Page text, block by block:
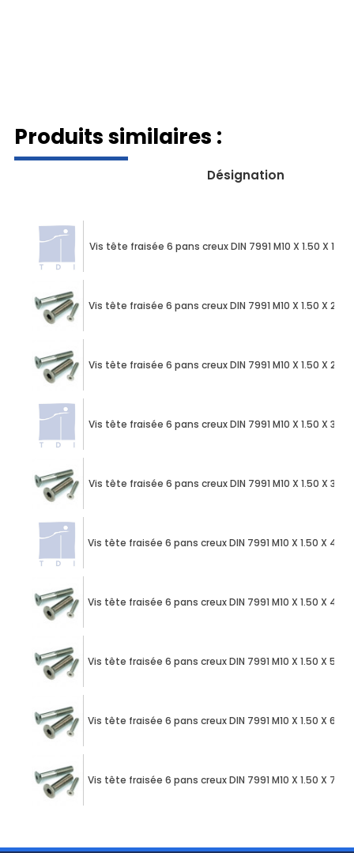
Produits similaires :
Désignation
Vis tête fraisée 6 pans creux DIN 7991 M10 X 1.50 X
Vis tête fraisée 6 pans creux DIN 7991 M10 X 1.50 X
Vis tête fraisée 6 pans creux DIN 7991 M10 X 1.50 X
Vis tête fraisée 6 pans creux DIN 7991 M10 X 1.50 X
Vis tête fraisée 6 pans creux DIN 7991 M10 X 1.50 X
Vis tête fraisée 6 pans creux DIN 7991 M10 X 1.50 X
Vis tête fraisée 6 pans creux DIN 7991 M10 X 1.50 X
Vis tête fraisée 6 pans creux DIN 7991 M10 X 1.50 X
Vis tête fraisée 6 pans creux DIN 7991 M10 X 1.50 X
Vis tête fraisée 6 pans creux DIN 7991 M10 X 1.50 X